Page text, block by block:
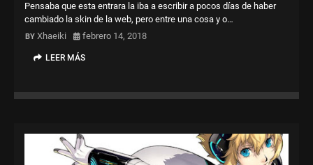
Pensaba que esta entrara la iba a escribir a pocos días de haber
cambiado la skin de la web, pero entre una cosa y o…
Xhaeiki
febrero 14, 2018
LEER MÁS